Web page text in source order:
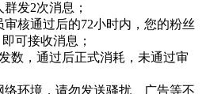
发2次消息；
核通过后的72小时内，您的粉丝
可接收消息；
数，通过后正式消耗，未通过审
环境，请勿发送骚扰、广告等不